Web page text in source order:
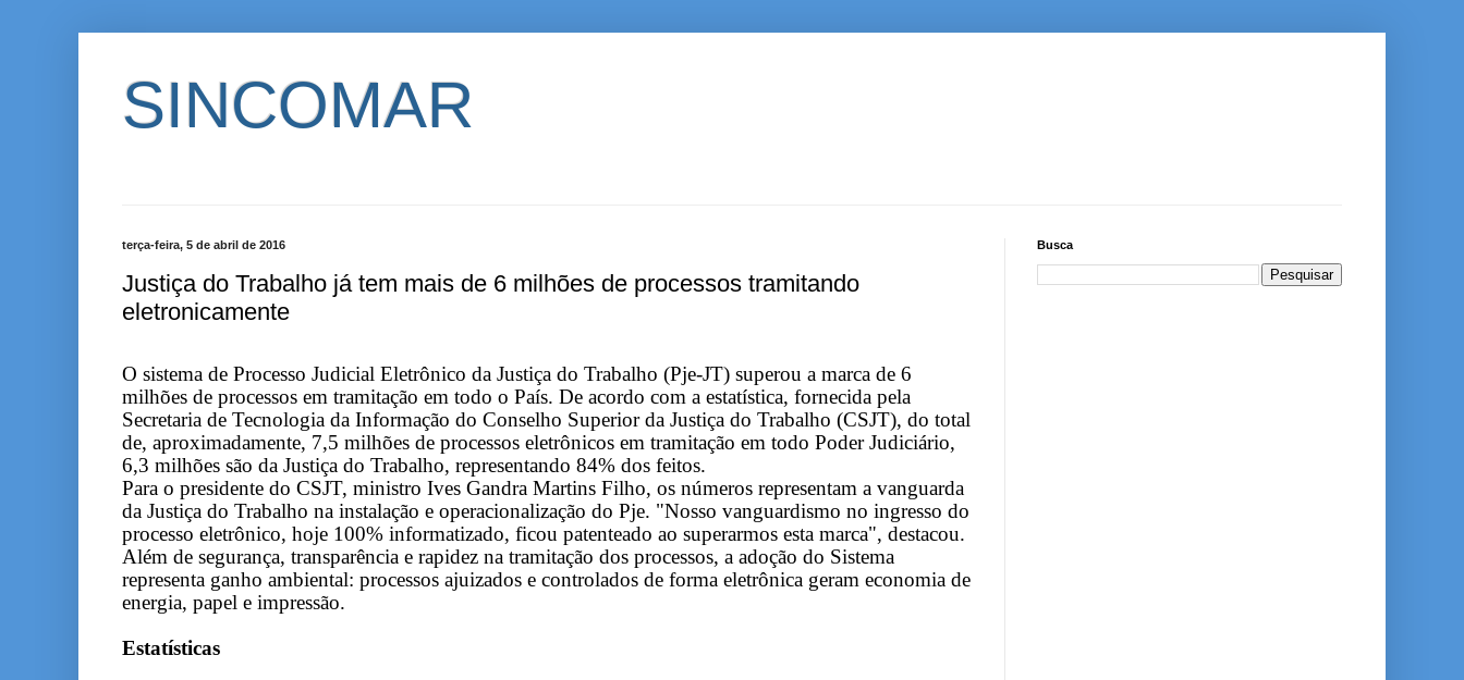
SINCOMAR
terça-feira, 5 de abril de 2016
Justiça do Trabalho já tem mais de 6 milhões de processos tramitando
eletronicamente
O sistema de Processo Judicial Eletrônico da Justiça do Trabalho (Pje-JT) superou a marca de 6
milhões de processos em tramitação em todo o País. De acordo com a estatística, fornecida pela
Secretaria de Tecnologia da Informação do Conselho Superior da Justiça do Trabalho (CSJT), do total
de, aproximadamente, 7,5 milhões de processos eletrônicos em tramitação em todo Poder Judiciário,
6,3 milhões são da Justiça do Trabalho, representando 84% dos feitos.
Para o presidente do CSJT, ministro Ives Gandra Martins Filho, os números representam a vanguarda
da Justiça do Trabalho na instalação e operacionalização do Pje. "Nosso vanguardismo no ingresso do
processo eletrônico, hoje 100% informatizado, ficou patenteado ao superarmos esta marca", destacou.
Além de segurança, transparência e rapidez na tramitação dos processos, a adoção do Sistema
representa ganho ambiental: processos ajuizados e controlados de forma eletrônica geram economia de
energia, papel e impressão.
Estatísticas
Busca